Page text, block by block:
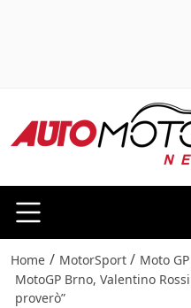
Home / MotorSport / Moto GP
MotoGP Brno, Valentino
proverò”